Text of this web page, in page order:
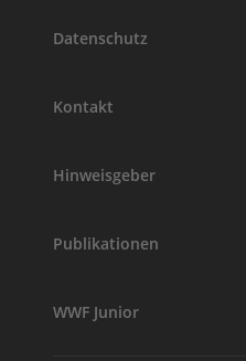
Datenschutz
Kontakt
Hinweisgeber
Publikationen
WWF Junior